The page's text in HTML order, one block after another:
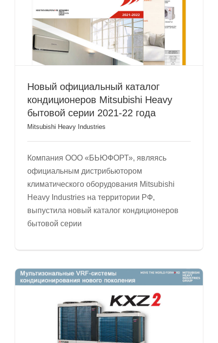
Новый официальный каталог
кондиционеров Mitsubishi Heavy
бытовой серии 2021-22 года
Mitsubishi Heavy Industries
Компания ООО «БЬЮФОРТ», являясь
официальным дистрибьютором
климатического оборудования Mitsubishi
Heavy Industries на территории РФ,
выпустила новый каталог кондиционеров
бытовой серии